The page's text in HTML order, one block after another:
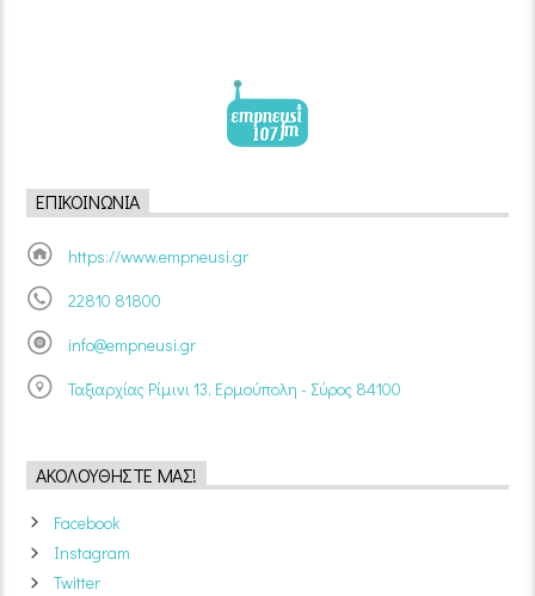
ΕΠΙΚΟΙΝΩΝΊΑ
https://www.empneusi.gr
22810 81800
info@empneusi.gr
Ταξιαρχίας Ρίμινι 13, Ερμούπολη - Σύρος 84100
ΑΚΟΛΟΥΘΉΣΤΕ ΜΑΣ!
Facebook
Instagram
Twitter